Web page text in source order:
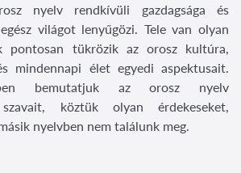
nyelv rendkívüli gazdagsága és
világot lenyűgözi. Tele van olyan
pontosan tükrözik az orosz kultúra,
mindennapi élet egyedi aspektusait.
bemutatjuk az orosz nyelv
szavait, köztük olyan érdekeseket,
nyelvben nem találunk meg.